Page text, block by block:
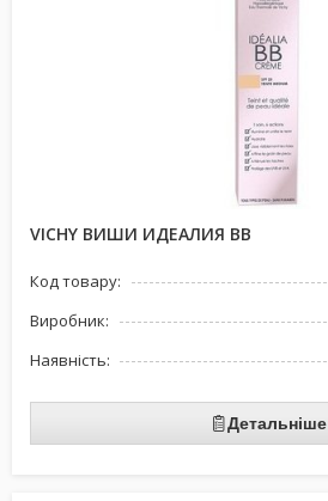
VICHY ВИШИ ИДЕАЛИЯ ВВ
Код товару:
Виробник:
Наявність:
Детальніше